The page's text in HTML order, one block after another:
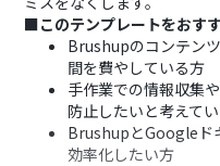
■このテンプレートをおす
Brushupのコンテン
間を費やしている方
手作業での情報収集
防止したいと考えて
BrushupとGoogleド
効率化したい方